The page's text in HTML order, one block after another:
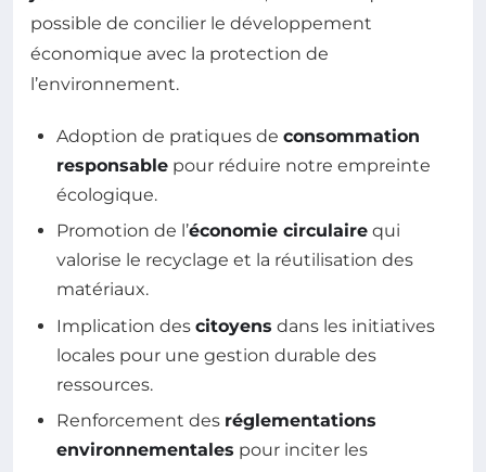
possible de concilier le développement
économique avec la protection de
l’environnement.
Adoption de pratiques de consommation
responsable pour réduire notre empreinte
écologique.
Promotion de l’économie circulaire qui
valorise le recyclage et la réutilisation des
matériaux.
Implication des citoyens dans les initiatives
locales pour une gestion durable des
ressources.
Renforcement des réglementations
environnementales pour inciter les